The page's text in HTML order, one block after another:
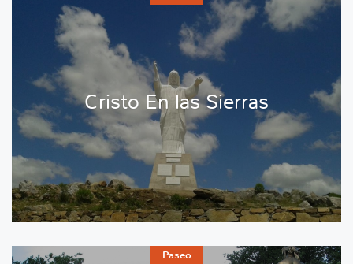
Cristo En las Sierras
Paseo